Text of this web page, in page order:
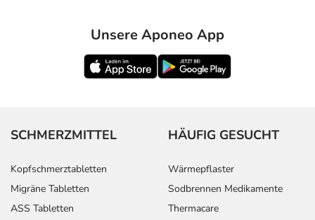
Unsere Aponeo App
SCHMERZMITTEL
Kopfschmerztabletten
Migräne Tabletten
ASS Tabletten
HÄUFIG GESUCHT
Wärmepflaster
Sodbrennen Medikamente
Thermacare